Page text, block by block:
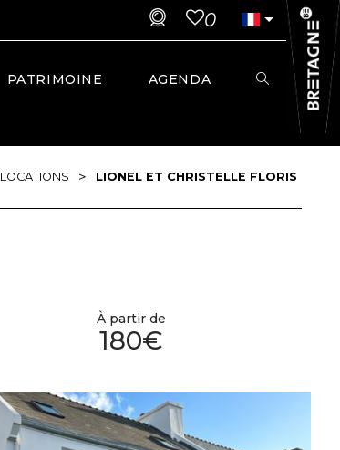
0
PATRIMOINE AGENDA
LOCATIONS > LIONEL ET CHRISTELLE FLORIS
À partir de
180€